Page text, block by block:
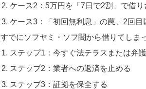
ケース2：5万円を「7日で2割」で借り
ケース3：「初回無利息」の罠、2回
すでにソフヤミ・ソフ闇から借りてしま
ステップ1：今すぐ法テラスまたは弁
ステップ2：業者への返済を止める
ステップ3：証拠を保全する